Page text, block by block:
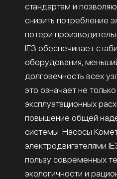
стандартам и
снизить потребление
потери
IE3 обеспечивает
оборудования,
долговечность всех
это означает не
эксплуатационных
повышение общей
системы. Насосы
электродвигателями
пользу современных
экологичности и